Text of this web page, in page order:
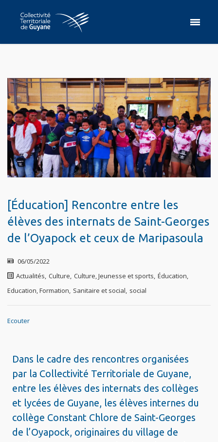
[Éducation] Rencontre entre les
élèves des internats de Saint-Georges
de l’Oyapock et ceux de Maripasoula
06/05/2022
Actualités, Culture, Culture, Jeunesse et sports, Éducation,
Education, Formation, Sanitaire et social, social
Ecouter
Dans le cadre des rencontres organisées
par la Collectivité Territoriale de Guyane,
entre les élèves des internats des collèges
et lycées de Guyane, les élèves internes du
collège Constant Chlore de Saint-Georges
de l’Oyapock, originaires du village de